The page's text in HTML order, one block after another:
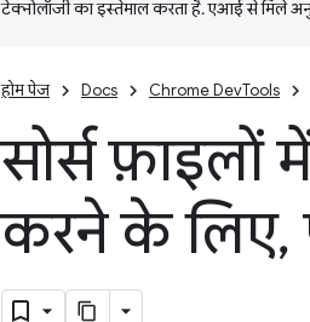
टेक्नोलॉजी का इस्तेमाल करता है. एआई से मिले
होम पेज Docs Chrome DevTools
सोर्स फ़ाइलों
करने के लिए,